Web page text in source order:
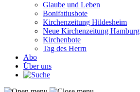
Glaube und Leben
Bonifatiusbote
Kirchenzeitung Hildesheim
Neue Kirchenzeitung Hamburg
Kirchenbote
Tag des Herrn
Abo
Über uns